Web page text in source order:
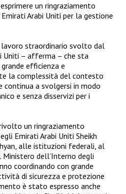
un ringraziamento
Arabi Uniti per la gestione
lavoro straordinario svolto dal
Uniti – afferma – che sta
efficienza e
la complessità del contesto
continua a svolgersi in modo
e senza disservizi per i
un ringraziamento
Emirati Arabi Uniti Sheikh
alle istituzioni federali, al
dell’Interno degli
coordinando con grande
di sicurezza e protezione
è stato espresso anche